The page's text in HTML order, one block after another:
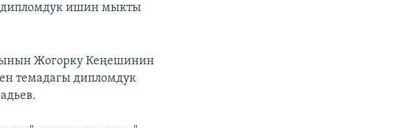
дипломдук ишин мыкты
Жогорку Кеңешинин
темадагы дипломдук